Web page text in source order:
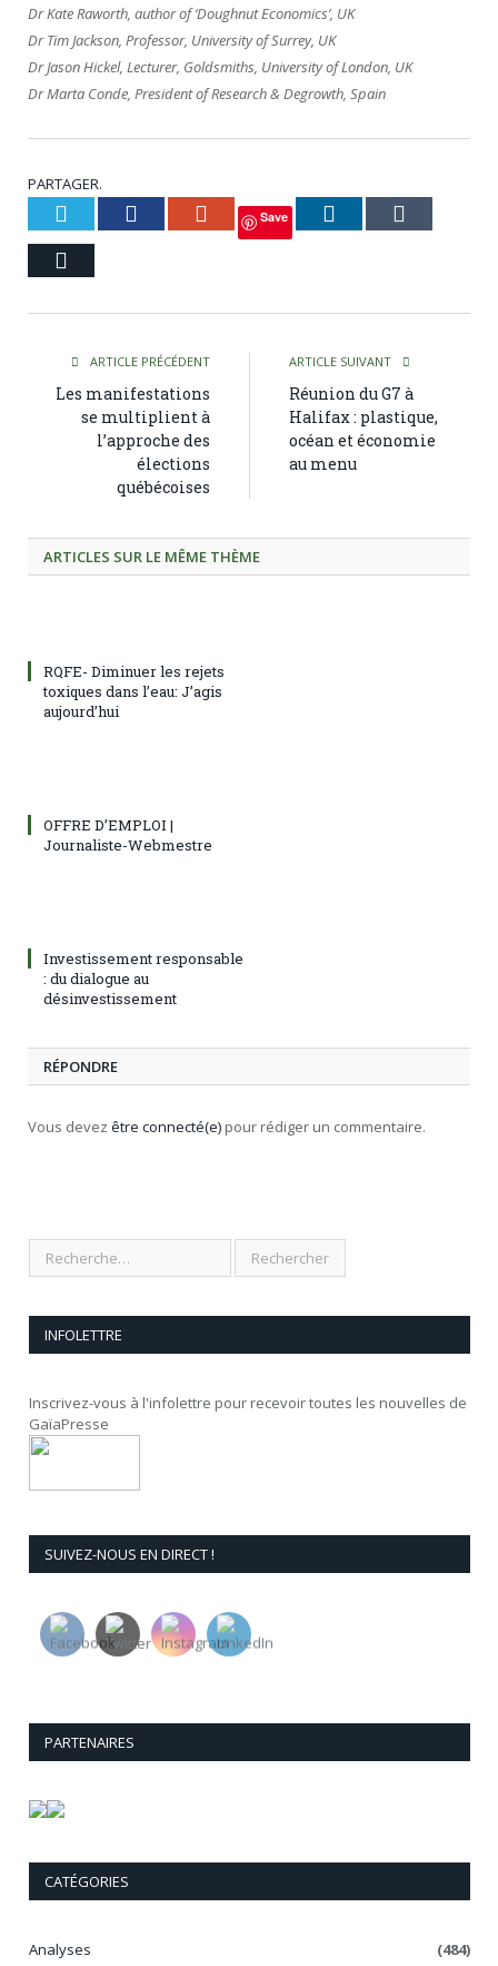
Dr Kate Raworth, author of ‘Doughnut Economics’, UK
Dr Tim Jackson, Professor, University of Surrey, UK
Dr Jason Hickel, Lecturer, Goldsmiths, University of London, UK
Dr Marta Conde, President of Research & Degrowth, Spain
PARTAGER.
Twitter Facebook Google+
Save LinkedIn
ARTICLE PRÉCÉDENT
Les manifestations
se multiplient à
l’approche des
élections
québécoises
ARTICLE SUIVANT
Réunion du G7 à
Halifax : plastique,
océan et économie
au menu
ARTICLES SUR LE MÊME THÈME
RQFE- Diminuer les rejets
toxiques dans l’eau: J’agis
aujourd’hui
OFFRE D’EMPLOI |
Journaliste-Webmestre
Investissement responsable
: du dialogue au
désinvestissement
RÉPONDRE
Vous devez être connecté(e) pour rédiger un commentaire.
INFOLETTRE
Inscrivez-vous à l'infolettre pour recevoir toutes les nouvelles de
GaïaPresse
SUIVEZ-NOUS EN DIRECT !
PARTENAIRES
CATÉGORIES
Analyses
(484)